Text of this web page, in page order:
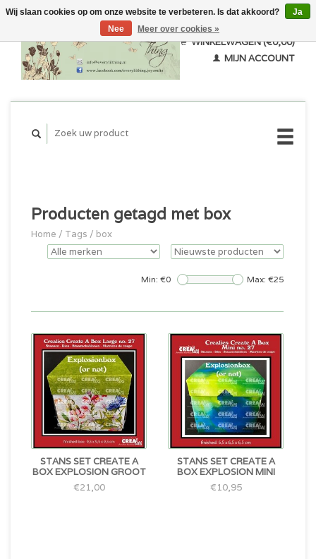
WINKELWAGEN (€0,00)
MIJN ACCOUNT
Producten getagd met box
Home / Tags / box
Min: €0 Max: €25
STANS SET CREATE A
BOX EXPLOSION GROOT
€21,00
STANS SET CREATE A
BOX EXPLOSION MINI
€10,95
Wij slaan cookies op om onze website te verbeteren. Is dat akkoord?
Ja
Nee
Meer over cookies »